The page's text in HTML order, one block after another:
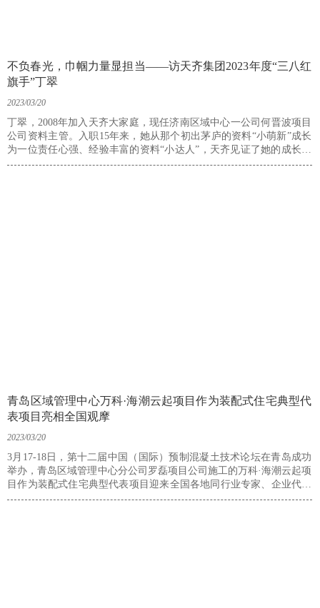
不负春光，巾帼力量显担当——访天齐集团2023年度“三八红
旗手”丁翠
2023/03/20
丁翠，2008年加入天齐大家庭，现任济南区域中心一公司何晋波项目
公司资料主管。入职15年来，她从那个初出茅庐的资料“小萌新”成长
为一位责任心强、经验丰富的资料“小达人”，天齐见证了她的成长与
发展，也见证了她付出的心血与汗水；她用自己的坚韧与执着，用自
青岛区域管理中心万科·海潮云起项目作为装配式住宅典型代
表项目亮相全国观摩
2023/03/20
3月17-18日，第十二届中国（国际）预制混凝土技术论坛在青岛成功
举办，青岛区域管理中心分公司罗磊项目公司施工的万科·海潮云起项
目作为装配式住宅典型代表项目迎来全国各地同行业专家、企业代表
等350余人现场观摩。3月21日，万科·海潮云起项目又成功举办了城阳